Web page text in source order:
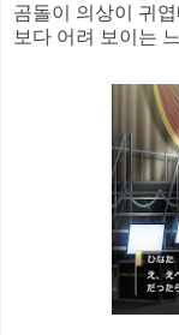
곰돌이 의상이 귀
보다 어려 보이는